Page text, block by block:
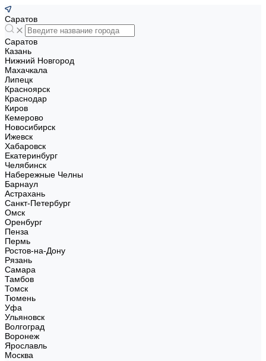
Саратов
Саратов
Казань
Нижний Новгород
Махачкала
Липецк
Красноярск
Краснодар
Киров
Кемерово
Новосибирск
Ижевск
Хабаровск
Екатеринбург
Челябинск
Набережные Челны
Барнаул
Астрахань
Санкт-Петербург
Омск
Оренбург
Пенза
Пермь
Ростов-на-Дону
Рязань
Самара
Тамбов
Томск
Тюмень
Уфа
Ульяновск
Волгоград
Воронеж
Ярославль
Москва